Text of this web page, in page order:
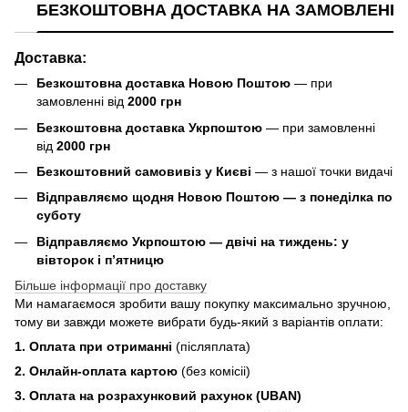
БЕЗКОШТОВНА ДОСТАВКА НА ЗАМОВЛЕННЯ
Доставка:
Безкоштовна доставка Новою Поштою — при
замовленні від 2000 грн
Безкоштовна доставка Укрпоштою — при замовленні
від 2000 грн
Безкоштовний самовивіз у Києві — з нашої точки видачі
Відправляємо щодня Новою Поштою — з понеділка по
суботу
Відправляємо Укрпоштою — двічі на тиждень: у
вівторок і п’ятницю
Більше інформації про доставку
Ми намагаємося зробити вашу покупку максимально зручною,
тому ви завжди можете вибрати будь-який з варіантів оплати:
1. Оплата при отриманні (післяплата)
2. Онлайн-оплата картою (без комісіі)
3. Оплата на розрахунковий рахунок (UBAN)